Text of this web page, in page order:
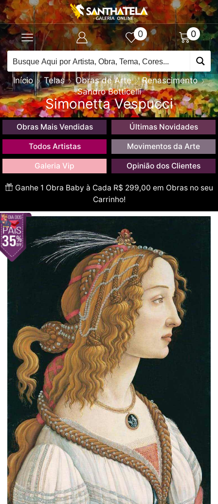
0 0
Início Telas Obras de Arte
Renascimento
Sandro Botticelli
Simonetta Vespucci
Obras Mais Vendidas Últimas Novidades
Todos Artistas Movimentos da Arte
Galeria Vip Opinião dos Clientes
Ganhe 1 Obra Baby à Cada R$ 299,00 em Obras no seu
Carrinho!